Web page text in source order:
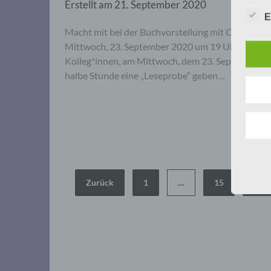
Erstellt am 21. September 2020
Macht mit bei der Buchvorstellung mit Online-
Mittwoch, 23. September 2020 um 19 Uhr Unser
Kolleg*innen, am Mittwoch, dem 23. September
halbe Stunde eine „Leseprobe“ geben…
Seitennummerierung
Zurück 1 … 15